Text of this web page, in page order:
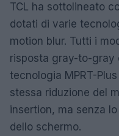
TCL ha sottolineato
dotati di varie
motion blur. Tutti i
risposta gray-to-gray
tecnologia MPRT-
stessa riduzione del
insertion, ma senza
dello schermo.